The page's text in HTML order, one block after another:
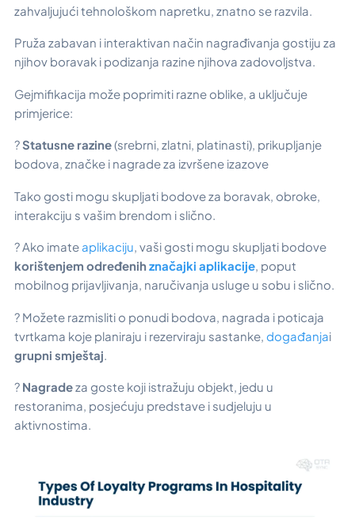
zahvaljujući tehnološkom napretku, znatno se razvila.
Pruža zabavan i interaktivan način nagrađivanja gostiju za
njihov boravak i podizanja razine njihova zadovoljstva.
Gejmifikacija može poprimiti razne oblike, a uključuje
primjerice:
?Statusne razine(srebrni, zlatni, platinasti), prikupljanje
bodova, značke i nagrade za izvršene izazove
Tako gosti mogu skupljati bodove za boravak, obroke,
interakciju s vašim brendom i slično.
? Ako imate aplikaciju, vaši gosti mogu skupljati bodove
korištenjem određenih značajki aplikacije, poput
mobilnog prijavljivanja, naručivanja usluge u sobu i slično.
? Možete razmisliti o ponudi bodova, nagrada i poticaja
tvrtkama koje planiraju i rezerviraju sastanke, događanjai
grupni smještaj
? Nagradeza goste koji istražuju objekt, jedu u
restoranima, posjećuju predstave i sudjeluju u
aktivnostima.